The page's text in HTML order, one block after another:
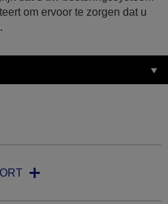
om ervoor te zorgen dat u